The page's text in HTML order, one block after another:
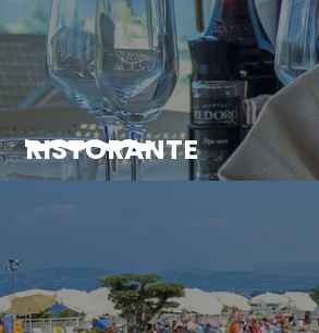
RISTORANTE